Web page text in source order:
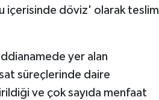
içerisinde döviz' olarak teslim
iddianamede yer alan
süreçlerinde daire
ve çok sayıda menfaat